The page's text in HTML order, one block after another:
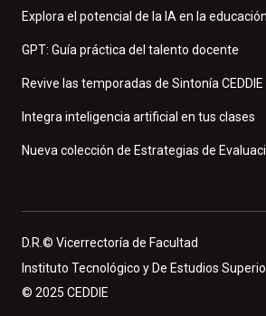
Explora el potencial de la IA en la educación
GPT: Guía práctica del talento docente
Revive las temporadas de Sintonía CEDDIE
Integra inteligencia artificial en tus clases
Nueva colección de Estrategias de
D.R.© Vicerrectoría de Facultad
Instituto Tecnológico y De Estudios
© 2025 CEDDIE